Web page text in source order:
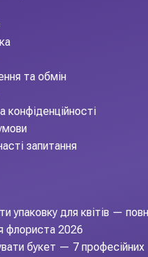
та обмін
конфіденційності
запитання
упаковку для квітів —
флориста 2026
букет — 7 професійних